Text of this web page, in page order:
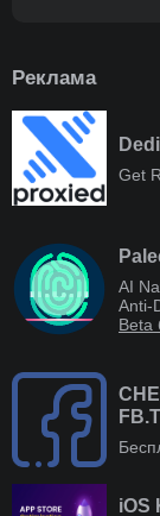
Реклама
Get
AI
Anti-
Beta
iOS